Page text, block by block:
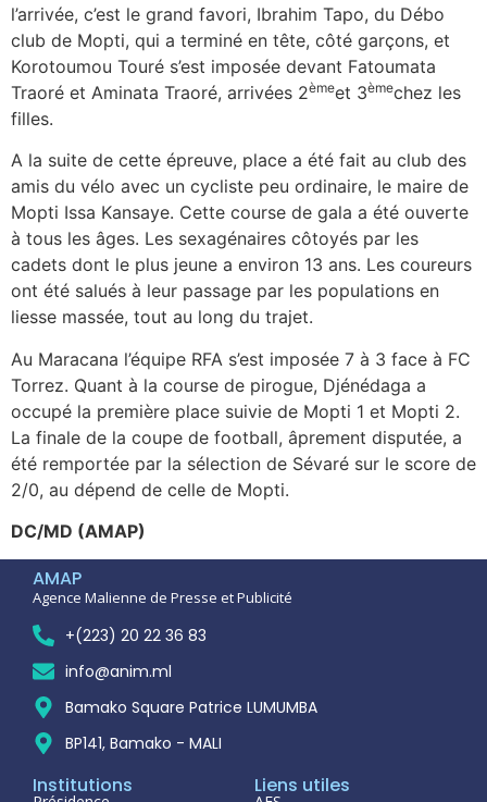
l’arrivée, c’est le grand favori, Ibrahim Tapo, du Débo
club de Mopti, qui a terminé en tête, côté garçons, et
Korotoumou Touré s’est imposée devant Fatoumata
Traoré et Aminata Traoré, arrivées 2èmeet 3èmechez les
filles.
A la suite de cette épreuve, place a été fait au club des
amis du vélo avec un cycliste peu ordinaire, le maire de
Mopti Issa Kansaye. Cette course de gala a été ouverte
à tous les âges. Les sexagénaires côtoyés par les
cadets dont le plus jeune a environ 13 ans. Les coureurs
ont été salués à leur passage par les populations en
liesse massée, tout au long du trajet.
Au Maracana l’équipe RFA s’est imposée 7 à 3 face à FC
Torrez. Quant à la course de pirogue, Djénédaga a
occupé la première place suivie de Mopti 1 et Mopti 2.
La finale de la coupe de football, âprement disputée, a
été remportée par la sélection de Sévaré sur le score de
2/0, au dépend de celle de Mopti.
DC/MD (AMAP)
AMAP
Agence Malienne de Presse et Publicité
+(223) 20 22 36 83
info@anim.ml
Bamako Square Patrice LUMUMBA
BP141, Bamako - MALI
Institutions Liens utiles